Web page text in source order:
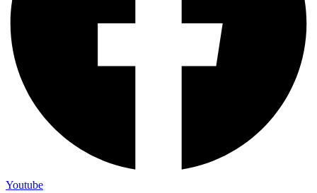
Youtube